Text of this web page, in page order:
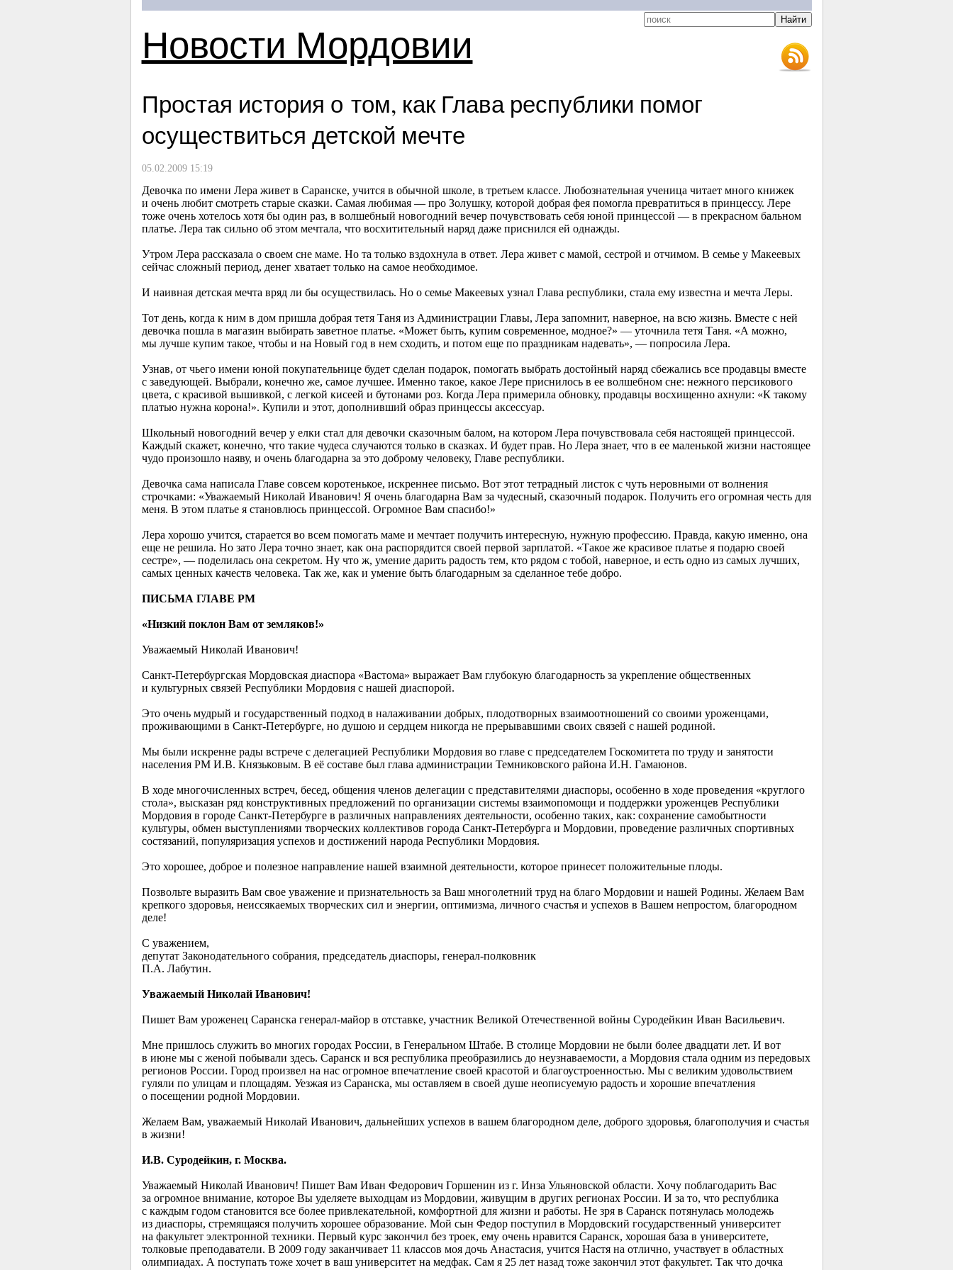
Новости Мордовии
Простая история о том, как Глава республики помог
осуществиться детской мечте
05.02.2009 15:19
Девочка по имени Лера живет в Саранске, учится в обычной школе, в третьем классе. Любознательная ученица читает много книжек
и очень любит смотреть старые сказки. Самая любимая — про Золушку, которой добрая фея помогла превратиться в принцессу. Лере
тоже очень хотелось хотя бы один раз, в волшебный новогодний вечер почувствовать себя юной принцессой — в прекрасном бальном
платье. Лера так сильно об этом мечтала, что восхитительный наряд даже приснился ей однажды.
Утром Лера рассказала о своем сне маме. Но та только вздохнула в ответ. Лера живет с мамой, сестрой и отчимом. В семье у Макеевых
сейчас сложный период, денег хватает только на самое необходимое.
И наивная детская мечта вряд ли бы осуществилась. Но о семье Макеевых узнал Глава республики, стала ему известна и мечта Леры.
Тот день, когда к ним в дом пришла добрая тетя Таня из Администрации Главы, Лера запомнит, наверное, на всю жизнь. Вместе с ней
девочка пошла в магазин выбирать заветное платье. «Может быть, купим современное, модное?» — уточнила тетя Таня. «А можно,
мы лучше купим такое, чтобы и на Новый год в нем сходить, и потом еще по праздникам надевать», — попросила Лера.
Узнав, от чьего имени юной покупательнице будет сделан подарок, помогать выбрать достойный наряд сбежались все продавцы вместе
с заведующей. Выбрали, конечно же, самое лучшее. Именно такое, какое Лере приснилось в ее волшебном сне: нежного персикового
цвета, с красивой вышивкой, с легкой кисеей и бутонами роз. Когда Лера примерила обновку, продавцы восхищенно ахнули: «К такому
платью нужна корона!». Купили и этот, дополнивший образ принцессы аксессуар.
Школьный новогодний вечер у елки стал для девочки сказочным балом, на котором Лера почувствовала себя настоящей принцессой.
Каждый скажет, конечно, что такие чудеса случаются только в сказках. И будет прав. Но Лера знает, что в ее маленькой жизни настоящее
чудо произошло наяву, и очень благодарна за это доброму человеку, Главе республики.
Девочка сама написала Главе совсем коротенькое, искреннее письмо. Вот этот тетрадный листок с чуть неровными от волнения
строчками: «Уважаемый Николай Иванович! Я очень благодарна Вам за чудесный, сказочный подарок. Получить его огромная честь для
меня. В этом платье я становлюсь принцессой. Огромное Вам спасибо!»
Лера хорошо учится, старается во всем помогать маме и мечтает получить интересную, нужную профессию. Правда, какую именно, она
еще не решила. Но зато Лера точно знает, как она распорядится своей первой зарплатой. «Такое же красивое платье я подарю своей
сестре», — поделилась она секретом. Ну что ж, умение дарить радость тем, кто рядом с тобой, наверное, и есть одно из самых лучших,
самых ценных качеств человека. Так же, как и умение быть благодарным за сделанное тебе добро.
ПИСЬМА ГЛАВЕ РМ
«Низкий поклон Вам от земляков!»
Уважаемый Николай Иванович!
Санкт-Петербургская Мордовская диаспора «Вастома» выражает Вам глубокую благодарность за укрепление общественных
и культурных связей Республики Мордовия с нашей диаспорой.
Это очень мудрый и государственный подход в налаживании добрых, плодотворных взаимоотношений со своими уроженцами,
проживающими в Санкт-Петербурге, но душою и сердцем никогда не прерывавшими своих связей с нашей родиной.
Мы были искренне рады встрече с делегацией Республики Мордовия во главе с председателем Госкомитета по труду и занятости
населения РМ И.В. Князьковым. В её составе был глава администрации Темниковского района И.Н. Гамаюнов.
В ходе многочисленных встреч, бесед, общения членов делегации с представителями диаспоры, особенно в ходе проведения «круглого
стола», высказан ряд конструктивных предложений по организации системы взаимопомощи и поддержки уроженцев Республики
Мордовия в городе Санкт-Петербурге в различных направлениях деятельности, особенно таких, как: сохранение самобытности
культуры, обмен выступлениями творческих коллективов города Санкт-Петербурга и Мордовии, проведение различных спортивных
состязаний, популяризация успехов и достижений народа Республики Мордовия.
Это хорошее, доброе и полезное направление нашей взаимной деятельности, которое принесет положительные плоды.
Позвольте выразить Вам свое уважение и признательность за Ваш многолетний труд на благо Мордовии и нашей Родины. Желаем Вам
крепкого здоровья, неиссякаемых творческих сил и энергии, оптимизма, личного счастья и успехов в Вашем непростом, благородном
деле!
С уважением,
депутат Законодательного собрания, председатель диаспоры, генерал-полковник
П.А. Лабутин.
Уважаемый Николай Иванович!
Пишет Вам уроженец Саранска генерал-майор в отставке, участник Великой Отечественной войны Суродейкин Иван Васильевич.
Мне пришлось служить во многих городах России, в Генеральном Штабе. В столице Мордовии не были более двадцати лет. И вот
в июне мы с женой побывали здесь. Саранск и вся республика преобразились до неузнаваемости, а Мордовия стала одним из передовых
регионов России. Город произвел на нас огромное впечатление своей красотой и благоустроенностью. Мы с великим удовольствием
гуляли по улицам и площадям. Уезжая из Саранска, мы оставляем в своей душе неописуемую радость и хорошие впечатления
о посещении родной Мордовии.
Желаем Вам, уважаемый Николай Иванович, дальнейших успехов в вашем благородном деле, доброго здоровья, благополучия и счастья
в жизни!
И.В. Суродейкин, г. Москва.
Уважаемый Николай Иванович! Пишет Вам Иван Федорович Горшенин из г. Инза Ульяновской области. Хочу поблагодарить Вас
за огромное внимание, которое Вы уделяете выходцам из Мордовии, живущим в других регионах России. И за то, что республика
с каждым годом становится все более привлекательной, комфортной для жизни и работы. Не зря в Саранск потянулась молодежь
из диаспоры, стремящаяся получить хорошее образование. Мой сын Федор поступил в Мордовский государственный университет
на факультет электронной техники. Первый курс закончил без троек, ему очень нравится Саранск, хорошая база в университете,
толковые преподаватели. В 2009 году заканчивает 11 классов моя дочь Анастасия, учится Настя на отлично, участвует в областных
олимпиадах. А поступать тоже хочет в ваш университет на медфак. Сам я 25 лет назад тоже закончил этот факультет. Так что дочка